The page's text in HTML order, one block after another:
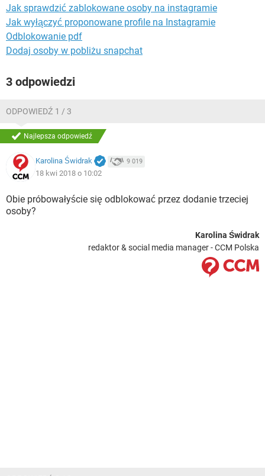
Jak sprawdzić zablokowane osoby na instagramie
Jak wyłączyć proponowane profile na Instagramie
Odblokowanie pdf
Dodaj osoby w pobliżu snapchat
3 odpowiedzi
ODPOWIEDŹ 1 / 3
Najlepsza odpowiedź
Karolina Świdrak 9 019
18 kwi 2018 o 10:02
Obie próbowałyście się odblokować przez dodanie trzeciej
osoby?
Karolina Świdrak
redaktor & social media manager - CCM Polska